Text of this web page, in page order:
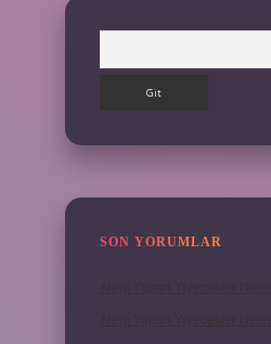
SON YORUMLAR
Alerji Yapan Yiyecekler